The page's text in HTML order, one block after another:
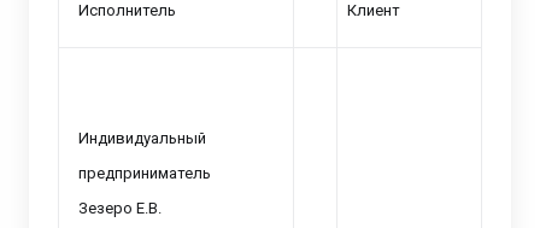
Исполнитель Клиент
Индивидуальный
предприниматель
Зезеро Е.В.